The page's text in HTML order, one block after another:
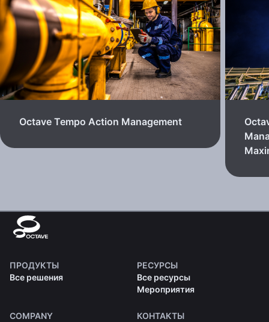
Octave Tempo Action Management
ПРОДУКТЫ
Все решения
РЕСУРСЫ
Все ресурсы
Мероприятия
COMPANY КОНТАКТЫ